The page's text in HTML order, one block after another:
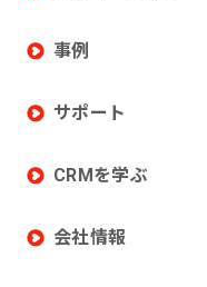
事例
サポート
CRMを学ぶ
会社情報